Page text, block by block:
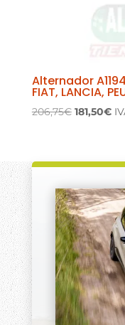
Alternador
FIAT, LANCIA,
206,75€ El
era:
181,50€El
es: